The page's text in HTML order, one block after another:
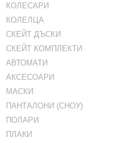
КОЛЕСАРИ
КОЛЕЛЦА
СКЕЙТ ДЪСКИ
СКЕЙТ КОМПЛЕКТИ
АВТОМАТИ
АКСЕСОАРИ
МАСКИ
ПАНТАЛОНИ (СНОУ)
ПОЛАРИ
ПЛАКИ